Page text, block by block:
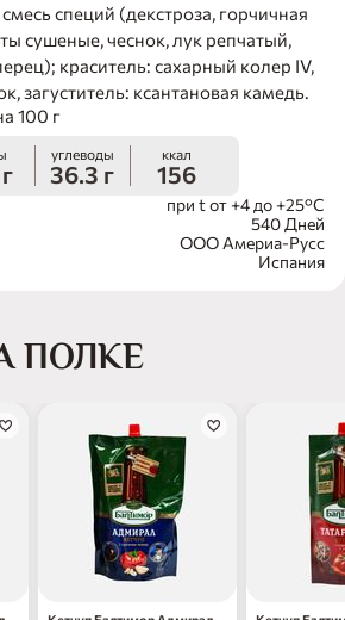
100 г
углеводы
36.3 г
ккал
156
при t от +4 до +25°С
540 Дней
ООО Америа-Русс
Испания
специй (декстроза, горчичная
сушеные, чеснок, лук репчатый,
краситель: сахарный колер IV,
загуститель: ксантановая камедь.
ПОЛКЕ